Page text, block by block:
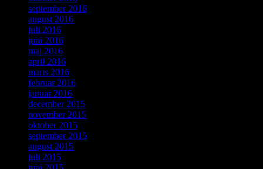
september 2016
august 2016
juli 2016
juni 2016
maj 2016
april 2016
marts 2016
februar 2016
januar 2016
december 2015
november 2015
oktober 2015
september 2015
august 2015
juli 2015